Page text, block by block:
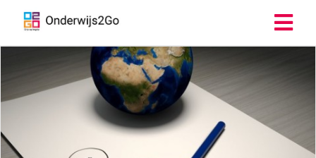
policy